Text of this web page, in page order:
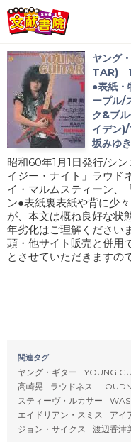
会員登録
ログイン
ヤング
TAR)
●表紙・
ープル/
ク&ブ
イデン
坂みゆ
昭和60年1月1日発行/シ
イジー・ナイト」ラウド
イ・マルムスティーン、
ン●表紙裏表紙や背に少
が、本文は概ね良好な状
年劣化はご理解ください
頭・他サイト販売と併用
とさせていただきますの
関連タグ
ヤング・ギター YOUNG
高崎晃
ラウドネス
スティーヴ・ルカサー
エイドリアン・スミス
アイ
ジョン・サイクス
渡辺香津